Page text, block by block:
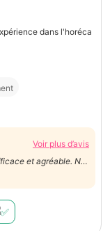
dans l'horéca
Voir plus d’avis
et agréable. Nos
A